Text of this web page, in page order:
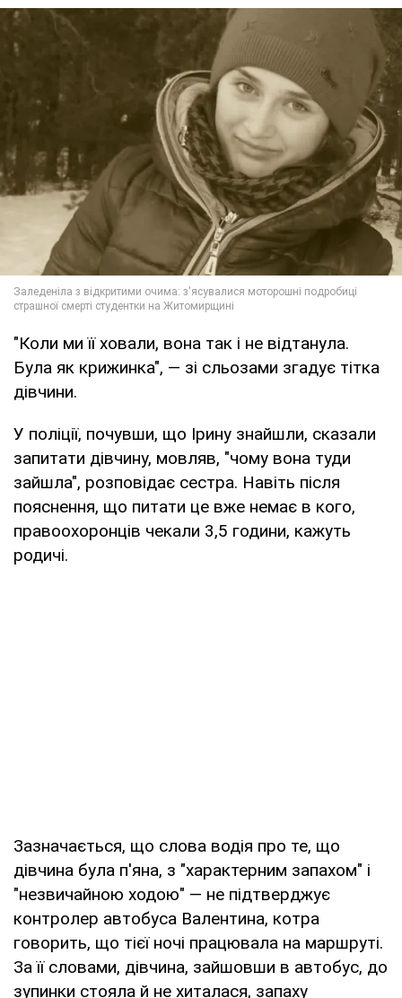
"Коли ми її ховали, вона так і не відтанула.
Була як крижинка", — зі сльозами згадує тітка
дівчини.
У поліції, почувши, що Ірину знайшли, сказали
запитати дівчину, мовляв, "чому вона туди
зайшла", розповідає сестра. Навіть після
пояснення, що питати це вже немає в кого,
правоохоронців чекали 3,5 години, кажуть
родичі.
Зазначається, що слова водія про те, що
дівчина була п'яна, з "характерним запахом" і
"незвичайною ходою" — не підтверджує
контролер автобуса Валентина, котра
говорить, що тієї ночі працювала на маршруті.
За її словами, дівчина, зайшовши в автобус, до
зупинки стояла й не хиталася, запаху